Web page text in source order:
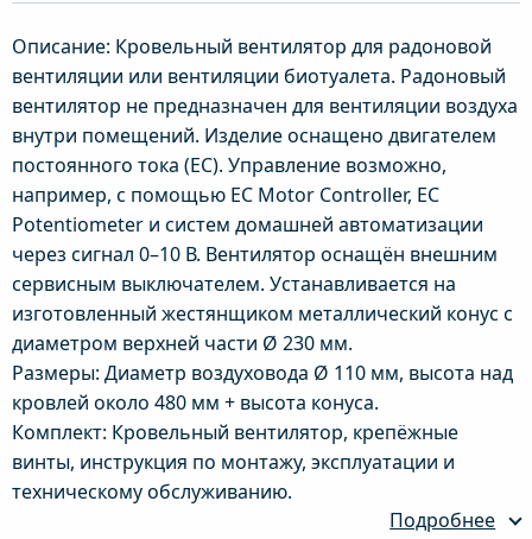
Описание: Кровельный вентилятор для радоновой
вентиляции или вентиляции биотуалета. Радоновый
вентилятор не предназначен для вентиляции воздуха
внутри помещений. Изделие оснащено двигателем
постоянного тока (EC). Управление возможно,
например, с помощью EC Motor Controller, EC
Potentiometer и систем домашней автоматизации
через сигнал 0–10 В. Вентилятор оснащён внешним
сервисным выключателем. Устанавливается на
изготовленный жестянщиком металлический конус с
диаметром верхней части Ø 230 мм.
Размеры: Диаметр воздуховода Ø 110 мм, высота над
кровлей около 480 мм + высота конуса.
Комплект: Кровельный вентилятор, крепёжные
винты, инструкция по монтажу, эксплуатации и
техническому обслуживанию.
Подробнее